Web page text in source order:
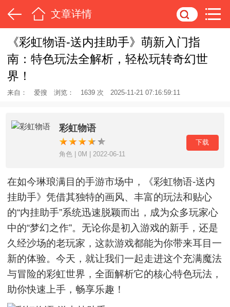
文章详情
《彩虹物语-送内挂助手》萌新入门指
南：特色玩法全解析，轻松玩转奇幻世
界！
来自： 爱搜 浏览： 1639 次 2025-11-21 07:16:59:11
彩虹物语
角色 | 0M | 2022-06-11
下载
在如今琳琅满目的手游市场中，《彩虹物语-送内
挂助手》凭借其独特的画风、丰富的玩法和贴心
的“内挂助手”系统迅速脱颖而出，成为众多玩家心
中的“梦幻之作”。无论你是初入游戏的新手，还是
久经沙场的老玩家，这款游戏都能为你带来耳目一
新的体验。今天，就让我们一起走进这个充满魔法
与冒险的彩虹世界，全面解析它的核心特色玩法，
助你快速上手，畅享乐趣！